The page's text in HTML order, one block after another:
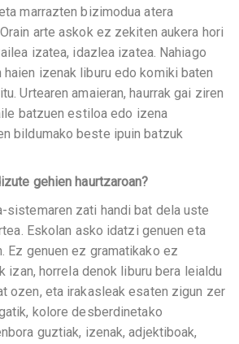
marrazten bizimodua atera
arte askok ez zekiten aukera hori
izatea, idazlea izatea. Nahiago
haien izenak liburu edo komiki baten
Urtearen amaieran, haurrak gai ziren
batzuen estiloa edo izena
bildumako beste ipuin batzuk
gehien haurtzaroan?
sistemaren zati handi bat dela uste
Eskolan asko idatzi genuen eta
Ez genuen ez gramatikako ez
izan, horrela denok liburu bera leialdu
ozen, eta irakasleak esaten zigun zer
kolore desberdinetako
guztiak, izenak, adjektiboak,